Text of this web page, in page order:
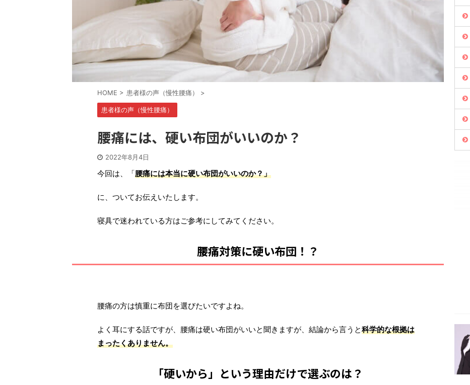
HOME > 患者様の声（慢性腰痛） >
患者様の声（慢性腰痛）
腰痛には、硬い布団がいいのか？
2022年8月4日
今回は、「腰痛には本当に硬い布団がいいのか？」
に、ついてお伝えいたします。
寝具で迷われている方はご参考にしてみてください。
腰痛対策に硬い布団！？
腰痛の方は慎重に布団を選びたいですよね。
よく耳にする話ですが、腰痛は硬い布団がいいと聞きますが、結論から言うと科学的な根拠は
まったくありません。
「硬いから」という理由だけで選ぶのは？